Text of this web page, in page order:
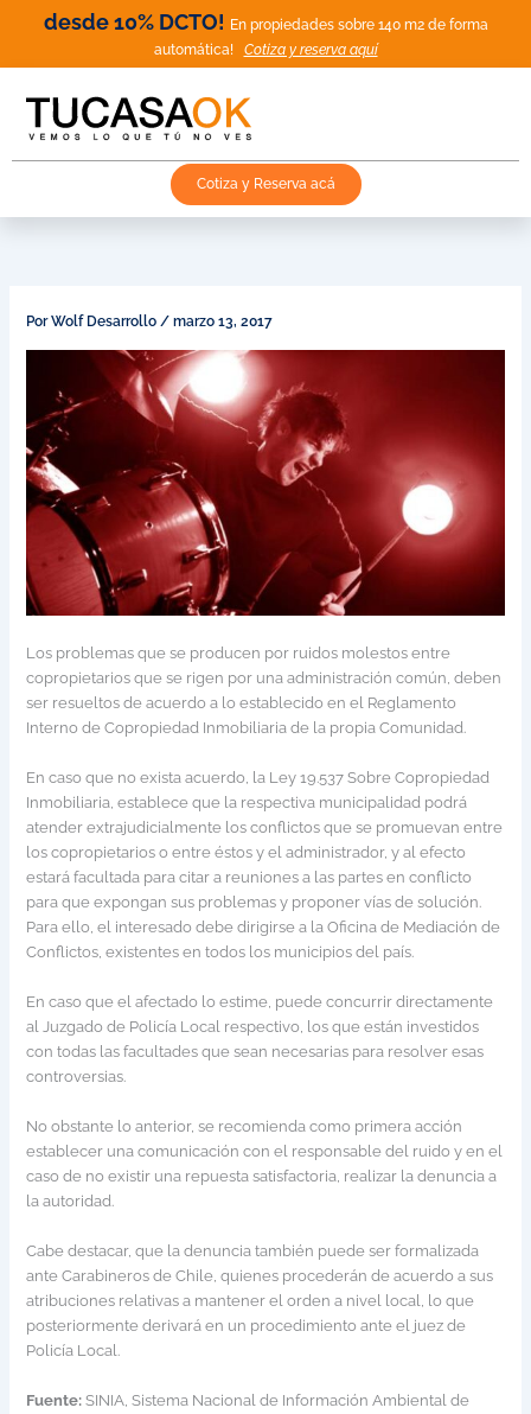
contenido
desde 10% DCTO! En propiedades sobre 140 m2 de forma
automática! Cotiza y reserva aquí
Cotiza y Reserva acá
PorWolf Desarrollo/marzo 13, 2017
Los problemas que se producen por ruidos molestos entre
copropietarios que se rigen por una administración común, deben
ser resueltos de acuerdo a lo establecido en el Reglamento
Interno de Copropiedad Inmobiliaria de la propia Comunidad.
En caso que no exista acuerdo, la Ley 19.537 Sobre Copropiedad
Inmobiliaria, establece que la respectiva municipalidad podrá
atender extrajudicialmente los conflictos que se promuevan entre
los copropietarios o entre éstos y el administrador, y al efecto
estará facultada para citar a reuniones a las partes en conflicto
para que expongan sus problemas y proponer vías de solución.
Para ello, el interesado debe dirigirse a la Oficina de Mediación de
Conflictos, existentes en todos los municipios del país.
En caso que el afectado lo estime, puede concurrir directamente
al Juzgado de Policía Local respectivo, los que están investidos
con todas las facultades que sean necesarias para resolver esas
controversias.
No obstante lo anterior, se recomienda como primera acción
establecer una comunicación con el responsable del ruido y en el
caso de no existir una repuesta satisfactoria, realizar la denuncia a
la autoridad.
Cabe destacar, que la denuncia también puede ser formalizada
ante Carabineros de Chile, quienes procederán de acuerdo a sus
atribuciones relativas a mantener el orden a nivel local, lo que
posteriormente derivará en un procedimiento ante el juez de
Policía Local.
Fuente: SINIA, Sistema Nacional de Información Ambiental de